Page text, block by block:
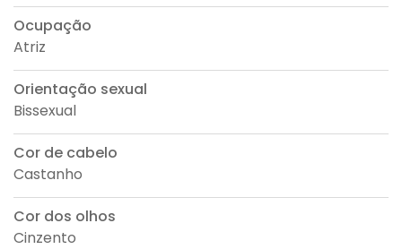
Ocupação
Atriz
Orientação sexual
Bissexual
Cor de cabelo
Castanho
Cor dos olhos
Cinzento